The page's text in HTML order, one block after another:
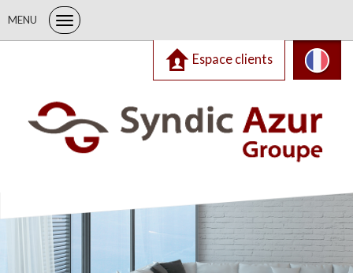
MENU
Espace clients